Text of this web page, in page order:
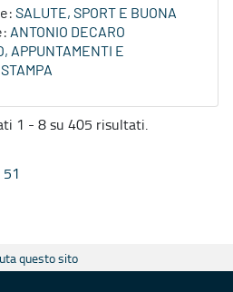
SALUTE, SPORT E BUONA
ANTONIO DECARO
APPUNTAMENTI E
1 - 8 su 405 risultati.
intermedie
Pagina
51
questo sito